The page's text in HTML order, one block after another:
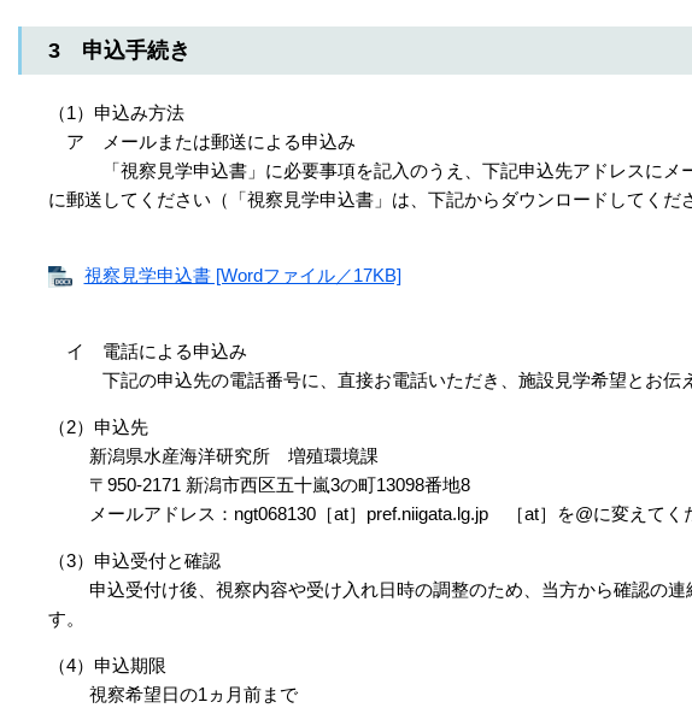
3 申込手続き
（1）申込み方法
ア メールまたは郵送による申込み
「視察見学申込書」に必要事項を記入のうえ、下記申込先アドレスにメ
に郵送してください（「視察見学申込書」は、下記からダウンロードしてくだ
視察見学申込書 [Wordファイル／17KB]
イ 電話による申込み
下記の申込先の電話番号に、直接お電話いただき、施設見学希望とお伝え
（2）申込先
新潟県水産海洋研究所 増殖環境課
〒950-2171 新潟市西区五十嵐3の町13098番地8
メールアドレス：ngt068130［at］pref.niigata.lg.jp ［at］を@に変えてく
（3）申込受付と確認
申込受付け後、視察内容や受け入れ日時の調整のため、当方から確認の連
す。
（4）申込期限
視察希望日の1ヵ月前まで